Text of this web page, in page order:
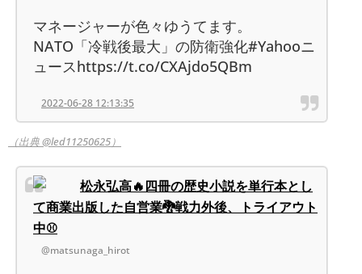
マネージャーが色々ゆうてます。
NATO「冷戦後最大」の防衛強化#Yahooニ
ュースhttps://t.co/CXAjdo5QBm
2022-06-28 12:13:35
（出典 @led11250625）
松永弘高🔥四冊の歴史小説を単行本とし
て商業出版した自営業🐉戦力外後、トライアウト
中⚾
@matsunaga_hirot